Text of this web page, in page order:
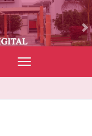
Cambiar
navegación